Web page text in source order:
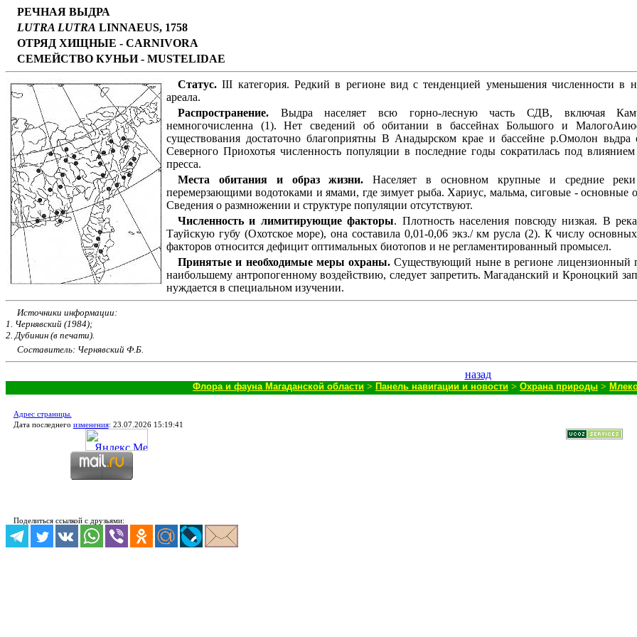
РЕЧНАЯ ВЫДРА
LUTRA LUTRA LINNAEUS, 1758
ОТРЯД ХИЩНЫЕ - CARNIVORA
СЕМЕЙСТВО КУНЬИ - MUSTELIDAE
Статус. III категория. Редкий в регионе вид с тенденцией уменьшения численности в
ареала.
Распространение. Выдра населяет всю горно-лесную часть СДВ, включая
немногочисленна (1). Нет сведений об обитании в бассейнах Большого и
существования достаточно благоприятны В Анадырском крае и бассейне р.Омолон вьдра
Северного Приохотья численность популяции в последние годы сократилась под влиянием
пресса.
Места обитания и образ жизни. Населяет в основном крупные и средние
перемерзающими водотоками и ямами, где зимует рыба. Хариус, мальма, сиговые - основные
Сведения о размножении и структуре популяции отсутствуют.
Численность и лимитирующие факторы. Плотность населения повсюду низкая. В
Тауйскую губу (Охотское море), она составила 0,01-0,06 экз./ км русла (2). К числу
факторов относится дефицит оптимальных биотопов и не регламентированный промысел.
Принятые и необходимые меры охраны. Существующий ныне в регионе лицензионный
наибольшему антропогенному воздействию, следует запретить. Магаданский и Кроноцкий
нуждается в специальном изучении.
Источники информации:
1. Чернявский (1984);
2. Дубинин (в печати).
Составитель: Чернявский Ф.Б.
назад
Флора и фауна Магаданской области > Панель навигации и новости > Охрана природы >
Адрес страницы.
Дата последнего изменения: 23.07.2026 15:19:41
Поделиться ссылкой с друзьями: